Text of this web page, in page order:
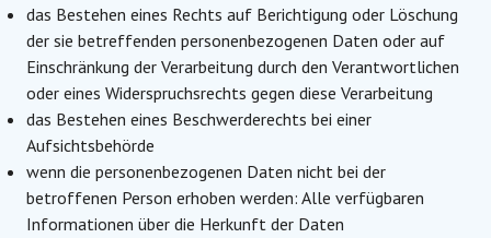
das Bestehen eines Rechts auf Berichtigung oder Löschung
der sie betreffenden personenbezogenen Daten oder auf
Einschränkung der Verarbeitung durch den Verantwortlichen
oder eines Widerspruchsrechts gegen diese Verarbeitung
das Bestehen eines Beschwerderechts bei einer
Aufsichtsbehörde
wenn die personenbezogenen Daten nicht bei der
betroffenen Person erhoben werden: Alle verfügbaren
Informationen über die Herkunft der Daten